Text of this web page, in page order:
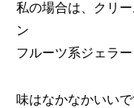
私の場合は、クリ
ン
フルーツ系ジェラ
味はなかなかいい